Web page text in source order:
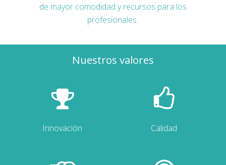
de mayor comodidad y recursos para los
profesionales.
Nuestros valores
Innovación Calidad